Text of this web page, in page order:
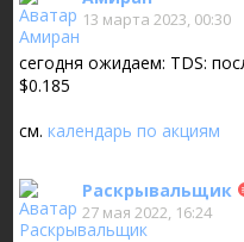
13 марта 2023, 00:30
сегодня ожидаем: TDS:
$0.185
см.календарь по акциям
Раскрывальщик
27 мая 2022, 16:24